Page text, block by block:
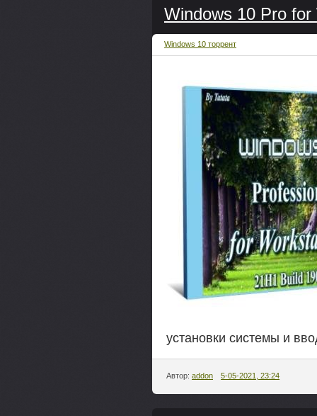
Windows 10 Pro
Windows 10 торрент
установки системы и
Автор: addon 5-05-2021, 23:24